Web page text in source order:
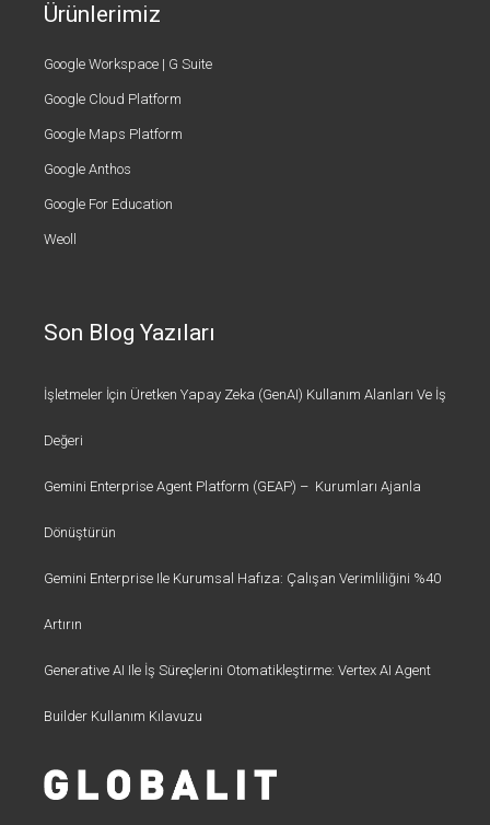
Ürünlerimiz
Google Workspace | G Suite
Google Cloud Platform
Google Maps Platform
Google Anthos
Google For Education
Weoll
Son Blog Yazıları
İşletmeler İçin Üretken Yapay Zeka (GenAI) Kullanım Alanları Ve İş
Değeri
Gemini Enterprise Agent Platform (GEAP) – Kurumları Ajanla
Dönüştürün
Gemini Enterprise Ile Kurumsal Hafıza: Çalışan Verimliliğini %40
Artırın
Generative AI Ile İş Süreçlerini Otomatikleştirme: Vertex AI Agent
Builder Kullanım Kılavuzu